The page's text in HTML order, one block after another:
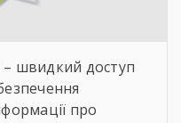
– швидкий доступ
про